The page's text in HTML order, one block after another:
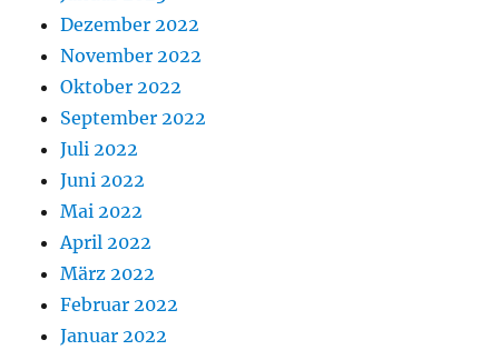
Dezember 2022
November 2022
Oktober 2022
September 2022
Juli 2022
Juni 2022
Mai 2022
April 2022
März 2022
Februar 2022
Januar 2022